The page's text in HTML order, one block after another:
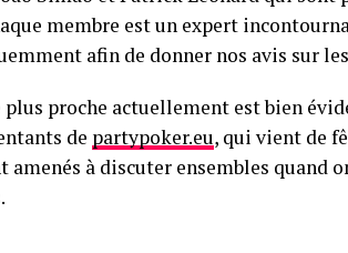
membre est un expert
afin de donner nos avis sur
proche actuellement est bien
de partypoker.eu, qui vient de
amenés à discuter ensembles quand